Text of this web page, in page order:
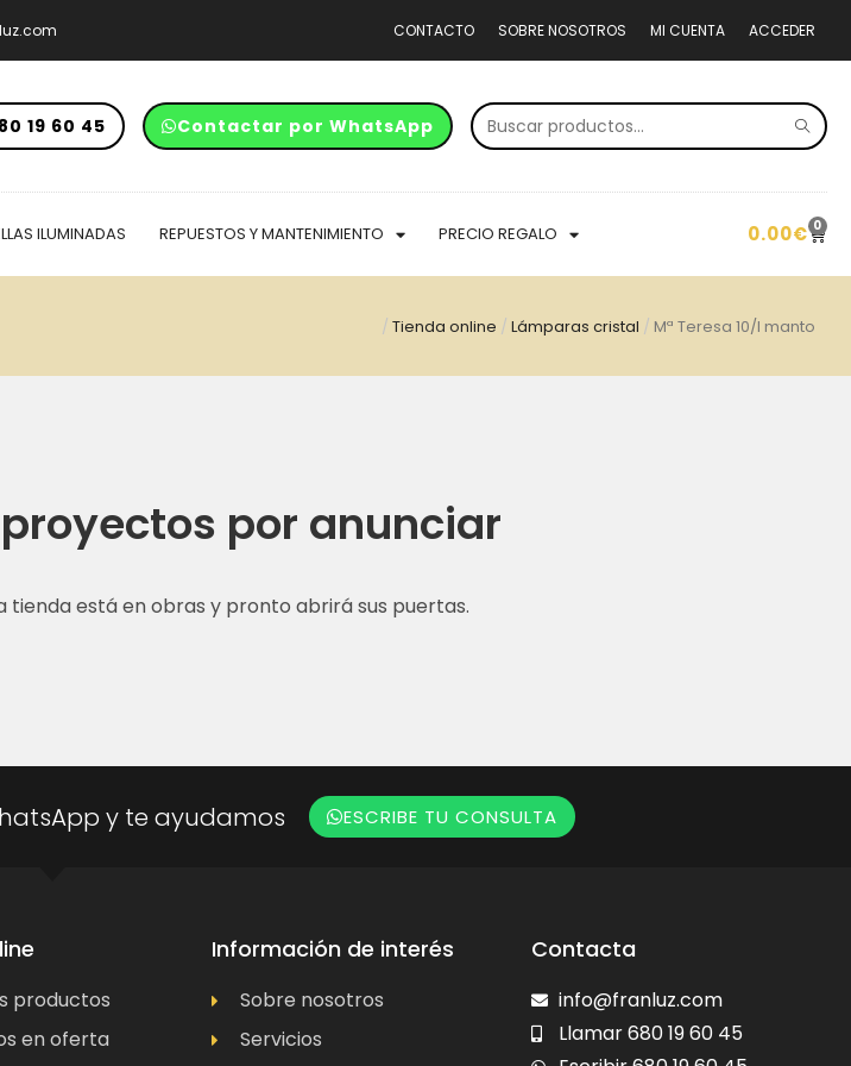
CONTACTO SOBRE NOSOTROS MI CUENTA ACCEDER
19 60 45 Contactar por WhatsApp
ILUMINADAS REPUESTOS Y MANTENIMIENTO PRECIO REGALO 0.00€ 0
/ Tienda online / Lámparas cristal / Mª Teresa 10/l manto
por anunciar
tienda está en obras y pronto abrirá sus puertas.
y te ayudamos ESCRIBE TU CONSULTA
productos
en oferta
Información de interés
Sobre nosotros
Servicios
Contacta
info@franluz.com
Llamar 680 19 60 45